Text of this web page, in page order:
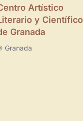
Artístico
y Científico
Granada
Granada